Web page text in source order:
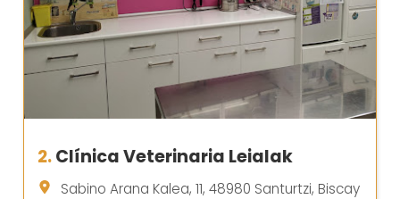
2.Clínica Veterinaria Leialak
Sabino Arana Kalea, 11, 48980 Santurtzi, Biscay